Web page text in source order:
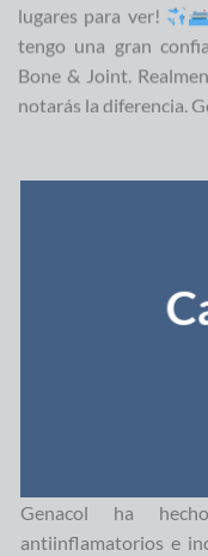
lugares para ver!
tengo una gran
Bone & Joint.
notarás la diferencia.
Genacol ha
antiinflamatorios e